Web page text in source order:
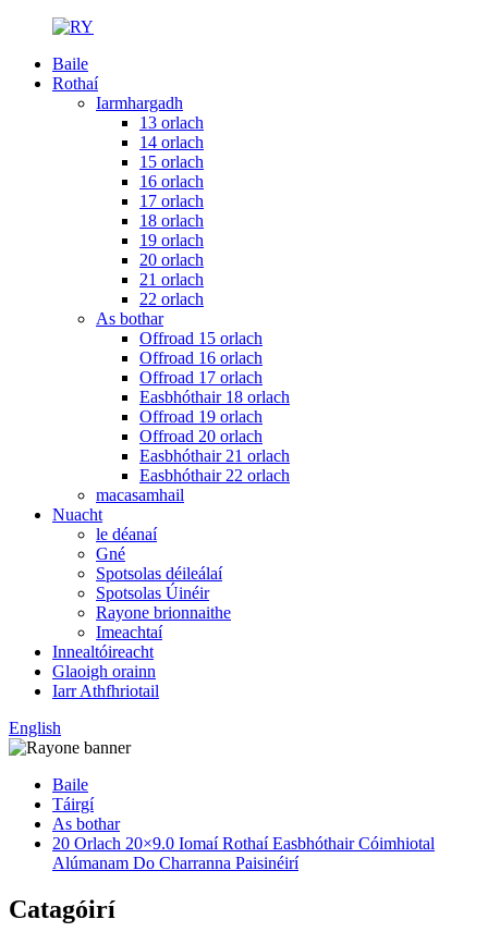
Baile
Rothaí
Iarmhargadh
13 orlach
14 orlach
15 orlach
16 orlach
17 orlach
18 orlach
19 orlach
20 orlach
21 orlach
22 orlach
As bothar
Offroad 15 orlach
Offroad 16 orlach
Offroad 17 orlach
Easbhóthair 18 orlach
Offroad 19 orlach
Offroad 20 orlach
Easbhóthair 21 orlach
Easbhóthair 22 orlach
macasamhail
Nuacht
le déanaí
Gné
Spotsolas déileálaí
Spotsolas Úinéir
Rayone brionnaithe
Imeachtaí
Innealtóireacht
Glaoigh orainn
Iarr Athfhriotail
English
Baile
Táirgí
As bothar
20 Orlach 20×9.0 Iomaí Rothaí Easbhóthair Cóimhiotal
Alúmanam Do Charranna Paisinéirí
Catagóirí